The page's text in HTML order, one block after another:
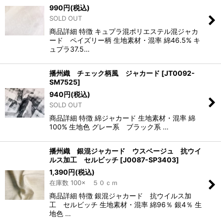
990円(税込)
SOLD OUT
商品詳細 特徴 キュプラ混ポリエステル混ジャカ
ード ペイズリー柄 生地素材・混率 綿46.5% キ
ュプラ37.5…
播州織 チェック柄風 ジャカード [JT0092-
SM7525]
940円(税込)
SOLD OUT
商品詳細 特徴 綿ジャカード 生地素材・混率 綿
100% 生地色 グレー系 ブラック系 …
播州織 銀混ジャカード ウスベージュ 抗ウイ
ルス加工 セルビッチ [J0087-SP3403]
1,390円(税込)
在庫数 100× ５０ｃｍ
商品詳細 特徴 銀混ジャカード 抗ウイルス加
工 セルビッチ 生地素材・混率 綿96％ 銀4％ 生
地色 …